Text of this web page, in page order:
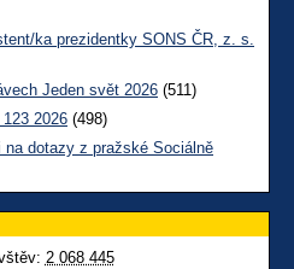
ka prezidentky SONS ČR, z. s.
Jeden svět 2026 (511)
2026 (498)
na dotazy z pražské Sociálně
2 068 445